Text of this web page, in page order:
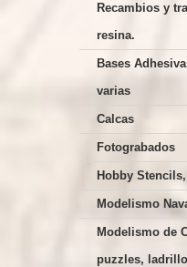
Recambios y
resina.
Bases
varias
Calcas
Fotograbados
Hobby
Modelismo
Modelismo de
puzzles,